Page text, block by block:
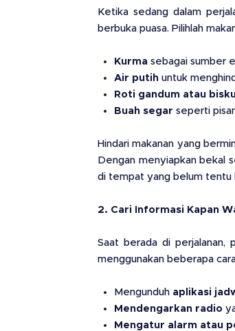
Ketika sedang dalam
berbuka puasa. Pilihlah
Kurma sebagai sumber
Air putih untuk
Roti gandum atau
Buah segar seperti
Hindari makanan yang
Dengan menyiapkan bekal
di tempat yang belum tentu
2. Cari Informasi Kapan
Saat berada di perjalanan,
menggunakan beberapa
Mengunduh aplikasi
Mendengarkan radio
Mengatur alarm atau